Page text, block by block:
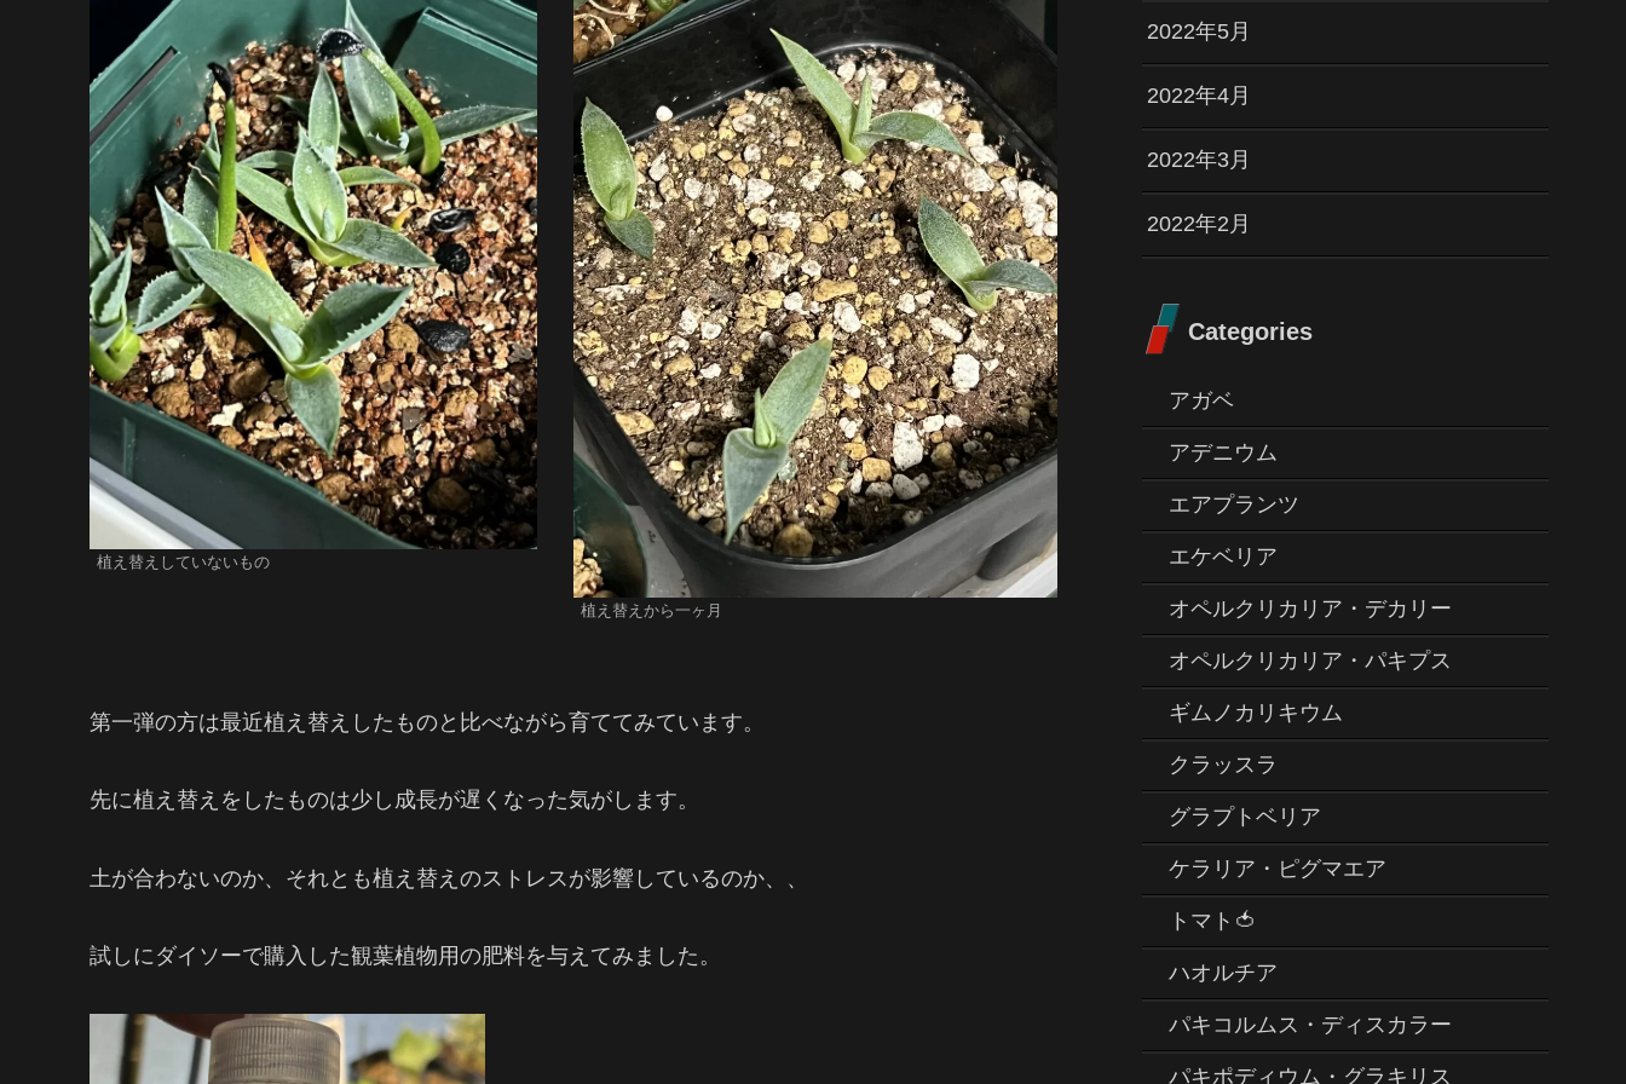
植え替えしていないもの
植え替えから一ヶ月
第一弾の方は最近植え替えしたものと比べながら育ててみています。
先に植え替えをしたものは少し成長が遅くなった気がします。
土が合わないのか、それとも植え替えのストレスが影響しているのか、、
試しにダイソーで購入した観葉植物用の肥料を与えてみました。
2022年5月
2022年4月
2022年3月
2022年2月
Categories
アガベ
アデニウム
エアプランツ
エケベリア
オペルクリカリア・デカリー
オペルクリカリア・パキプス
ギムノカリキウム
クラッスラ
グラプトベリア
ケラリア・ピグマエア
トマト🍅
ハオルチア
パキコルムス・ディスカラー
パキポディウム・グラキリス